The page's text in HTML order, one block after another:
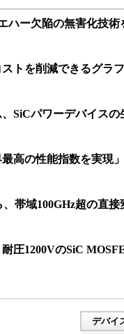
ハー欠陥の無害化技
トを削減できるグラ
、SiCパワーデバイスの
最高の性能指数を実現
帯域100GHz超の直
圧1200VのSiC
デバイ